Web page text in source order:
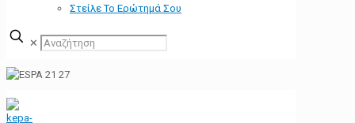
Στείλε Το Ερώτημά Σου
✕